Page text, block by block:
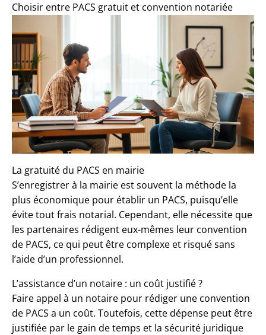
Choisir entre PACS gratuit et convention notariée
La gratuité du PACS en mairie
S’enregistrer à la mairie est souvent la méthode la
plus économique pour établir un PACS, puisqu’elle
évite tout frais notarial. Cependant, elle nécessite que
les partenaires rédigent eux-mêmes leur convention
de PACS, ce qui peut être complexe et risqué sans
l’aide d’un professionnel.
L’assistance d’un notaire : un coût justifié ?
Faire appel à un notaire pour rédiger une convention
de PACS a un coût. Toutefois, cette dépense peut être
justifiée par le gain de temps et la sécurité juridique